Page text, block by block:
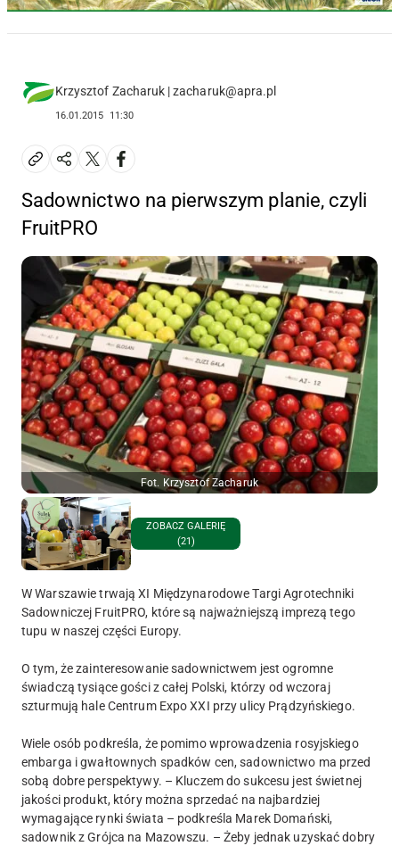
Krzysztof Zacharuk | zacharuk@apra.pl
16.01.2015 11:30
Sadownictwo na pierwszym planie, czyli
FruitPRO
Fot. Krzysztof Zacharuk
ZOBACZ GALERIĘ
(21)
W Warszawie trwają XI Międzynarodowe Targi Agrotechniki
Sadowniczej FruitPRO, które są najważniejszą imprezą tego
tupu w naszej części Europy.
O tym, że zainteresowanie sadownictwem jest ogromne
świadczą tysiące gości z całej Polski, którzy od wczoraj
szturmują hale Centrum Expo XXI przy ulicy Prądzyńskiego.
Wiele osób podkreśla, że pomimo wprowadzenia rosyjskiego
embarga i gwałtownych spadków cen, sadownictwo ma przed
sobą dobre perspektywy. – Kluczem do sukcesu jest świetnej
jakości produkt, który można sprzedać na najbardziej
wymagające rynki świata – podkreśla Marek Domański,
sadownik z Grójca na Mazowszu. – Żeby jednak uzyskać dobry